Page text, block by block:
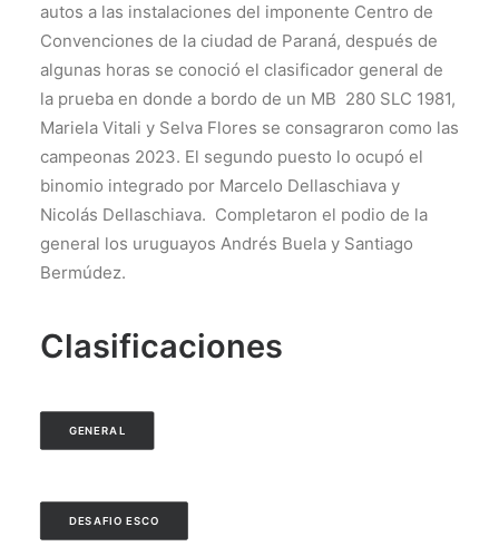
autos a las instalaciones del imponente Centro de
Convenciones de la ciudad de Paraná, después de
algunas horas se conoció el clasificador general de
la prueba en donde a bordo de un MB 280 SLC 1981,
Mariela Vitali y Selva Flores se consagraron como las
campeonas 2023. El segundo puesto lo ocupó el
binomio integrado por Marcelo Dellaschiava y
Nicolás Dellaschiava. Completaron el podio de la
general los uruguayos Andrés Buela y Santiago
Bermúdez.
Clasificaciones
GENERAL
DESAFIO ESCO